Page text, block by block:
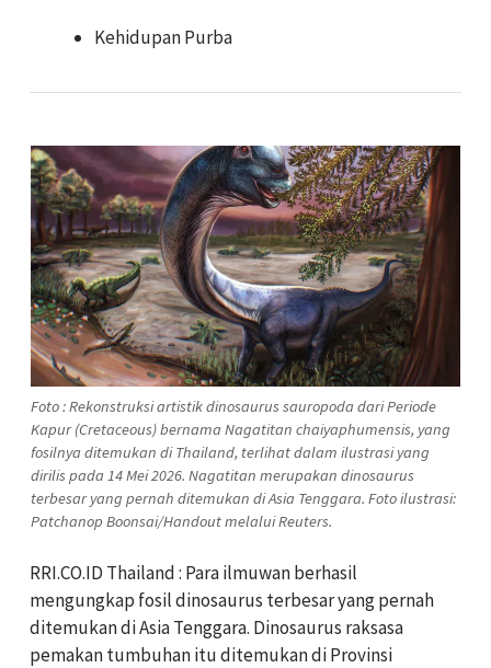
Kehidupan Purba
Foto : Rekonstruksi artistik dinosaurus sauropoda dari Periode
Kapur (Cretaceous) bernama Nagatitan chaiyaphumensis, yang
fosilnya ditemukan di Thailand, terlihat dalam ilustrasi yang
dirilis pada 14 Mei 2026. Nagatitan merupakan dinosaurus
terbesar yang pernah ditemukan di Asia Tenggara. Foto ilustrasi:
Patchanop Boonsai/Handout melalui Reuters.
RRI.CO.ID Thailand : Para ilmuwan berhasil
mengungkap fosil dinosaurus terbesar yang pernah
ditemukan di Asia Tenggara. Dinosaurus raksasa
pemakan tumbuhan itu ditemukan di Provinsi